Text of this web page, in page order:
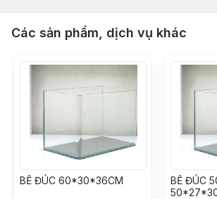
Tùy chọn:
BỘ 4 :
Kính Siêu Trong: 23x15x21cm
Kính Siêu Trong: 30x18x24cm
- Kính Siêu Trong: 50x26x30cm
Kính Siêu Trong: 60x30x36cm
Các sản phẩm, dịch vụ khác
BỂ ĐÚC 60*30*36CM
BỂ ĐÚC